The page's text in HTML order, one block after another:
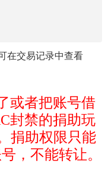
在交易记录中查看
或者把账号借
封禁的捐助玩
捐助权限只能
，不能转让。